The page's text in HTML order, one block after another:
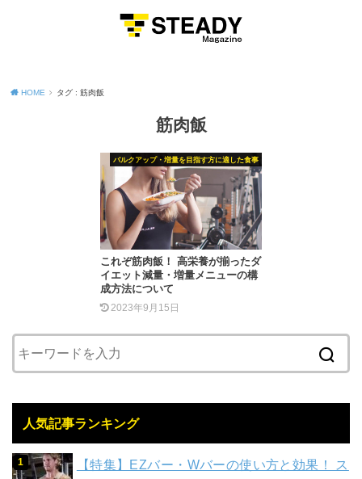
HOME タグ : 筋肉飯
筋肉飯
バルクアップ・増量を目指す方に適した食事
これぞ筋肉飯！ 高栄養が揃ったダ
イエット減量・増量メニューの構
成方法について
2023年9月15日
人気記事ランキング
【特集】EZバー・Wバーの使い方と効果！ ス